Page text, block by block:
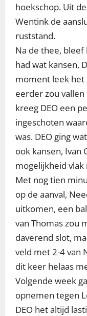
hoekschop. Uit
Wentink de
ruststand.
Na de thee,
had wat kansen,
moment leek het
eerder zou
kreeg DEO een
ingeschoten
was. DEO ging
ook kansen, Ivan
mogelijkheid vlak
Met nog tien
op de aanval,
uitkomen, een
van Thomas zou
daverend slot,
veld met 2-4 van
dit keer helaas
Volgende week
opnemen tegen
DEO het altijd